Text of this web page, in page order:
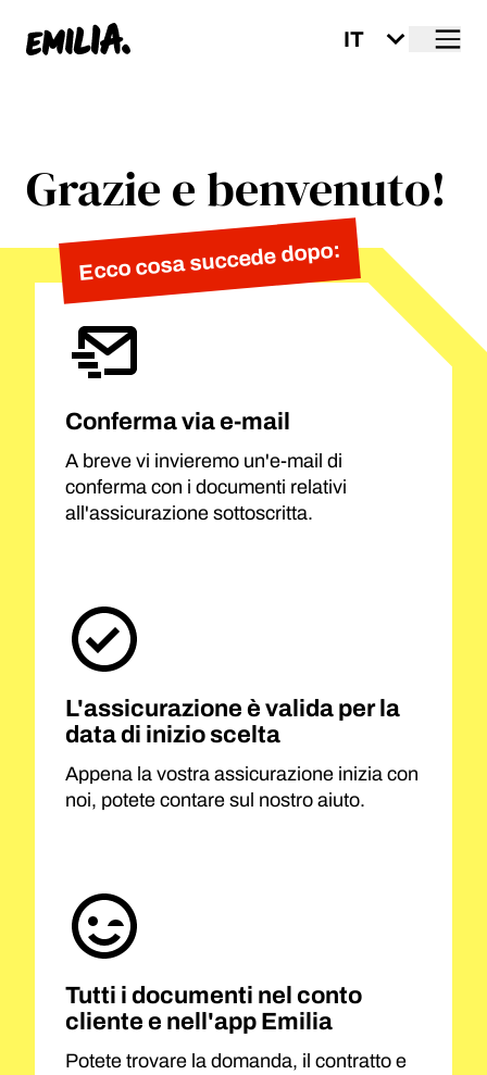
Grazie e benvenuto!
Ecco cosa succede dopo:
Conferma via e-mail
A breve vi invieremo un'e-mail di
conferma con i documenti relativi
all'assicurazione sottoscritta.
L'assicurazione è valida per la
data di inizio scelta
Appena la vostra assicurazione inizia con
noi, potete contare sul nostro aiuto.
Tutti i documenti nel conto
cliente e nell'app Emilia
Potete trovare la domanda, il contratto e